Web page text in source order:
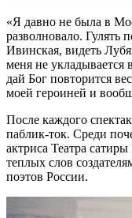
«Я давно не была в
разволновало. Гулять
Ивинская, видеть
меня не укладывается
дай Бог повторится
моей героиней и
После каждого
паблик-ток. Среди
актриса Театра
теплых слов
поэтов России.